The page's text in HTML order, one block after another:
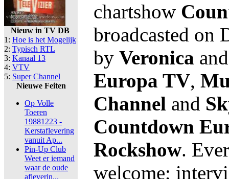
Nieuw in TV DB
1: Hoe is het Mogelijk
2: Typisch RTL
3: Kanaal 13
4: VTV
5: Super Channel
Nieuwe Feiten
Op Volle
Toeren
19881223 -
Kerstaflevering
vanuit Ap...
Pin-Up Club
Weet er iemand
waar de oude
afleverin...
chartshow
broadcasted on
by Veronica
Europa TV,
Channel and
Countdown
Rockshow.
welcome;